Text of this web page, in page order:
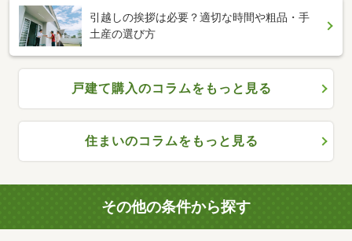
引越しの挨拶は必要？適切な時間や粗品・手
土産の選び方
戸建て購入のコラムをもっと見る
住まいのコラムをもっと見る
その他の条件から探す